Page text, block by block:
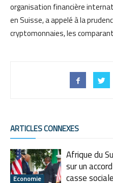
organisation financière
en Suisse, a appelé à la
cryptomonnaies, les
ARTICLES CONNEXES
Economie
Afrique du
sur un
casse sociale